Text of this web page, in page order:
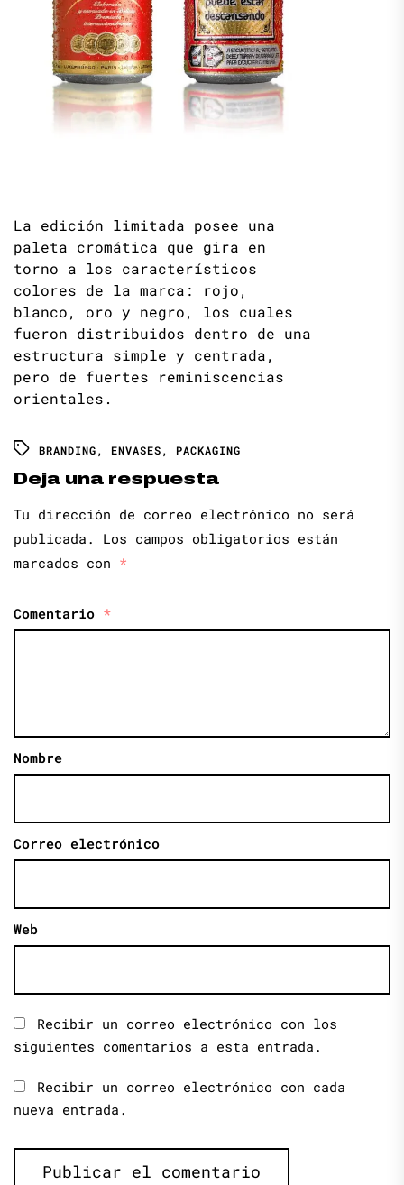
La edición limitada posee una
paleta cromática que gira en
torno a los característicos
colores de la marca: rojo,
blanco, oro y negro, los cuales
fueron distribuidos dentro de una
estructura simple y centrada,
pero de fuertes reminiscencias
orientales.
BRANDING, ENVASES, PACKAGING
Deja una respuesta
Tu dirección de correo electrónico no será
publicada.
Los campos obligatorios están
marcados con *
Comentario *
Nombre
Correo electrónico
Web
Recibir un correo electrónico con los
siguientes comentarios a esta entrada.
Recibir un correo electrónico con cada
nueva entrada.